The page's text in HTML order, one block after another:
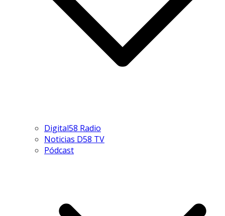
Digital58 Radio
Noticias D58 TV
Pódcast